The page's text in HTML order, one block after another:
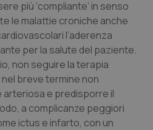
& Rettocolite Ulcerosa
neurodegenerative
più ‘compliante’ in senso
le malattie croniche anche
l’aderenza
per la salute del paziente.
non seguire la terapia
breve termine non
e predisporre il
a complicanze peggiori
ictus e infarto, con un